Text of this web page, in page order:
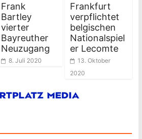
Frank
Bartley
vierter
Bayreuther
Neuzugang
8. Juli 2020
Frankfurt
verpflichtet
belgischen
Nationalspiel
er Lecomte
13. Oktober
2020